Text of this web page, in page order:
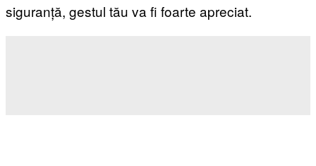
siguranță, gestul tău va fi foarte apreciat.